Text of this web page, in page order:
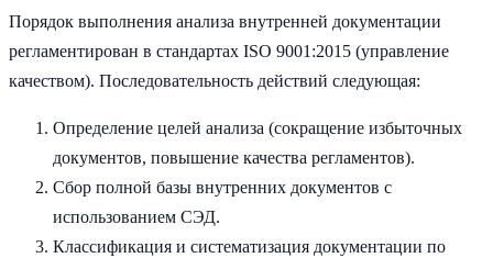
Порядок выполнения анализа внутренней документации
регламентирован в стандартах ISO 9001:2015 (управление
качеством). Последовательность действий следующая:
Определение целей анализа (сокращение избыточных
документов, повышение качества регламентов).
Сбор полной базы внутренних документов с
использованием СЭД.
Классификация и систематизация документации по